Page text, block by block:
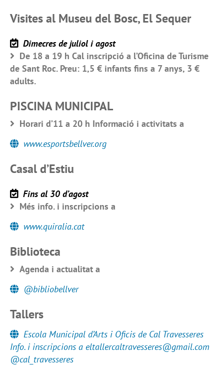
Visites al Museu del Bosc, El Sequer
Dimecres de juliol i agost
De 18 a 19 h Cal inscripció a l’Oficina de Turisme
de Sant Roc. Preu: 1,5 € infants fins a 7 anys, 3 €
adults.
PISCINA MUNICIPAL
Horari d’11 a 20 h Informació i activitats a
www.esportsbellver.org
Casal d’Estiu
Fins al 30 d’agost
Més info. i inscripcions a
www.quiralia.cat
Biblioteca
Agenda i actualitat a
@bibliobellver
Tallers
Escola Municipal d’Arts i Oficis de Cal Travesseres
Info. i inscripcions a eltallercaltravesseres@gmail.com
@cal_travesseres